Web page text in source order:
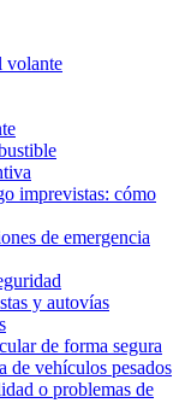
volante
imprevistas: cómo
de emergencia
y autovías
de forma segura
de vehículos pesados
o problemas de